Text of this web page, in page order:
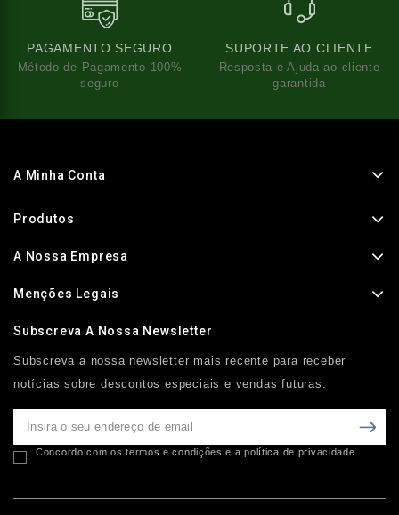
PAGAMENTO SEGURO
Método de Pagamento 100%
seguro
SUPORTE AO CLIENTE
Resposta e Ajuda ao cliente
garantida
A Minha Conta
Produtos
A Nossa Empresa
Menções Legais
Subscreva A Nossa Newsletter
Subscreva a nossa newsletter mais recente para receber
notícias sobre descontos especiais e vendas futuras.
Concordo com os termos e condições e a política de privacidade